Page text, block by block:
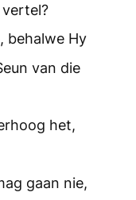
vertel?
behalwe Hy
van die
het,
gaan nie,